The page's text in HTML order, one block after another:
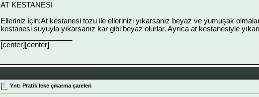
AT KESTANESI
Elleriniz için:At kestanesi tozu ile ellerinizi yıkarsanız beyaz ve yumuşak
kestanesi suyuyla yıkarsanız kar gibi beyaz olurlar. Ayrıca at kestanesiyle
[center] [center]
Ynt: Pratik leke çıkarma çareleri